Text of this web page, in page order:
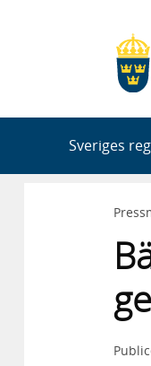
Sveriges